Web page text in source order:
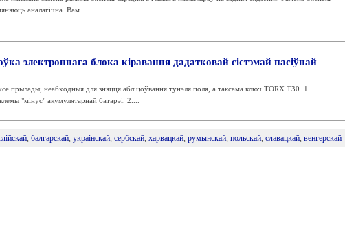
аналагічна. Вам...
электроннага блока кіравання дадатковай сістэмай пасіўнай
прылады, неабходныя для зняцця абліцоўвання тунэля поля, а таксама ключ TORX T30. 1.
"мінус" акумулятарнай батарэі. 2....
, балгарскай, украінскай, сербскай, харвацкай, румынскай, польскай, славацкай, венгерскай